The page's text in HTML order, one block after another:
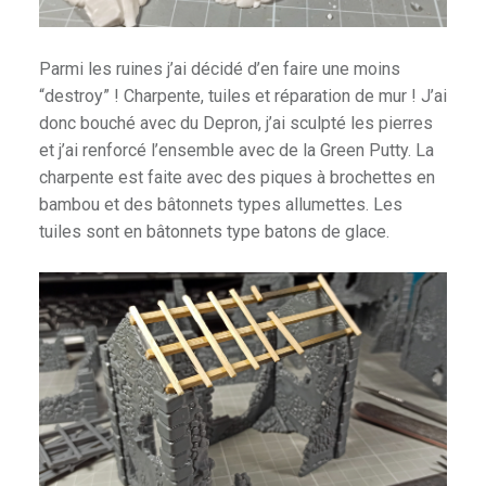
Parmi les ruines j’ai décidé d’en faire une moins
“destroy” ! Charpente, tuiles et réparation de mur ! J’ai
donc bouché avec du Depron, j’ai sculpté les pierres
et j’ai renforcé l’ensemble avec de la Green Putty. La
charpente est faite avec des piques à brochettes en
bambou et des bâtonnets types allumettes. Les
tuiles sont en bâtonnets type batons de glace.